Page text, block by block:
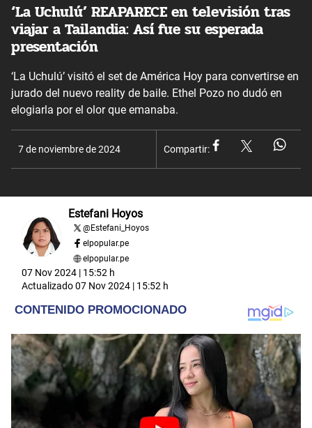
‘La Uchulú’ REAPARECE en televisión tras
viajar a Tailandia: Así fue su esperada
presentación
‘La Uchulú’ visitó el set de América Hoy para convertirse en
jurado del nuevo reality de baile. Ethel Pozo no dudó en
elogiarla por el olor que emanaba.
7 de noviembre de 2024 Compartir:
Estefani Hoyos
@Estefani_Hoyos
elpopular.pe
elpopular.pe
07 Nov 2024 | 15:52 h
Actualizado07 Nov 2024 | 15:52 h